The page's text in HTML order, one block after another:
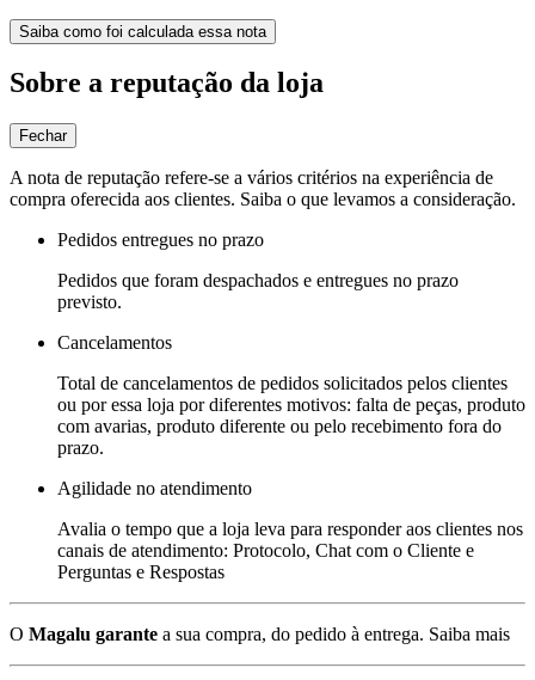
Saiba como foi calculada essa nota
Sobre a reputação da loja
Fechar
A nota de reputação refere-se a vários critérios na experiência de
compra oferecida aos clientes. Saiba o que levamos a consideração.
Pedidos entregues no prazo
Pedidos que foram despachados e entregues no prazo
previsto.
Cancelamentos
Total de cancelamentos de pedidos solicitados pelos clientes
ou por essa loja por diferentes motivos: falta de peças, produto
com avarias, produto diferente ou pelo recebimento fora do
prazo.
Agilidade no atendimento
Avalia o tempo que a loja leva para responder aos clientes nos
canais de atendimento: Protocolo, Chat com o Cliente e
Perguntas e Respostas
O Magalu garante a sua compra, do pedido à entrega. Saiba mais